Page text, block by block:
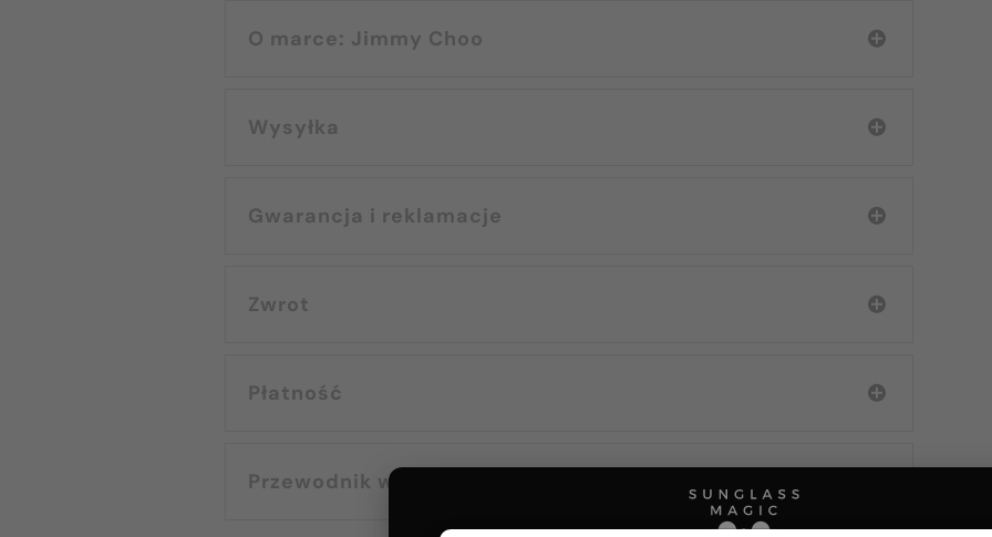
O marce: Jimmy Choo
Wysyłka
Gwarancja i reklamacje
Zwrot
Płatność
Przewodnik wyborczy